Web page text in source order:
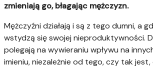
zmieniają go, błagając mężczyzn.
Mężczyźni działają i są z tego dumni, a
wstydzą się swojej nieproduktywności.
polegają na wywieraniu wpływu na
imieniu, niezależnie od tego, czy tak jest,